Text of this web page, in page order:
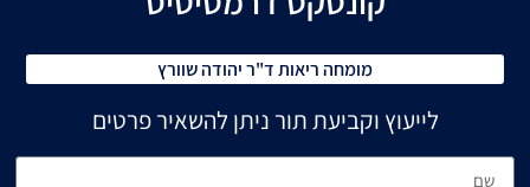
מומחה ריאות ד"ר יהודה שוורץ
לייעוץ וקביעת תור ניתן להשאיר פרטים